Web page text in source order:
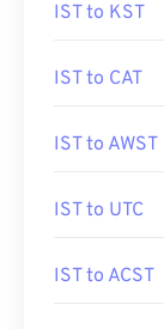
IST to KST
IST to CAT
IST to AWST
IST to UTC
IST to ACST